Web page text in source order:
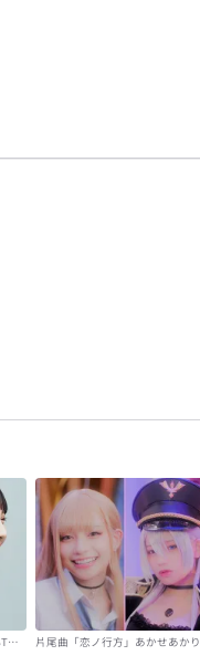
片尾曲「恋ノ行方」あかせあかり